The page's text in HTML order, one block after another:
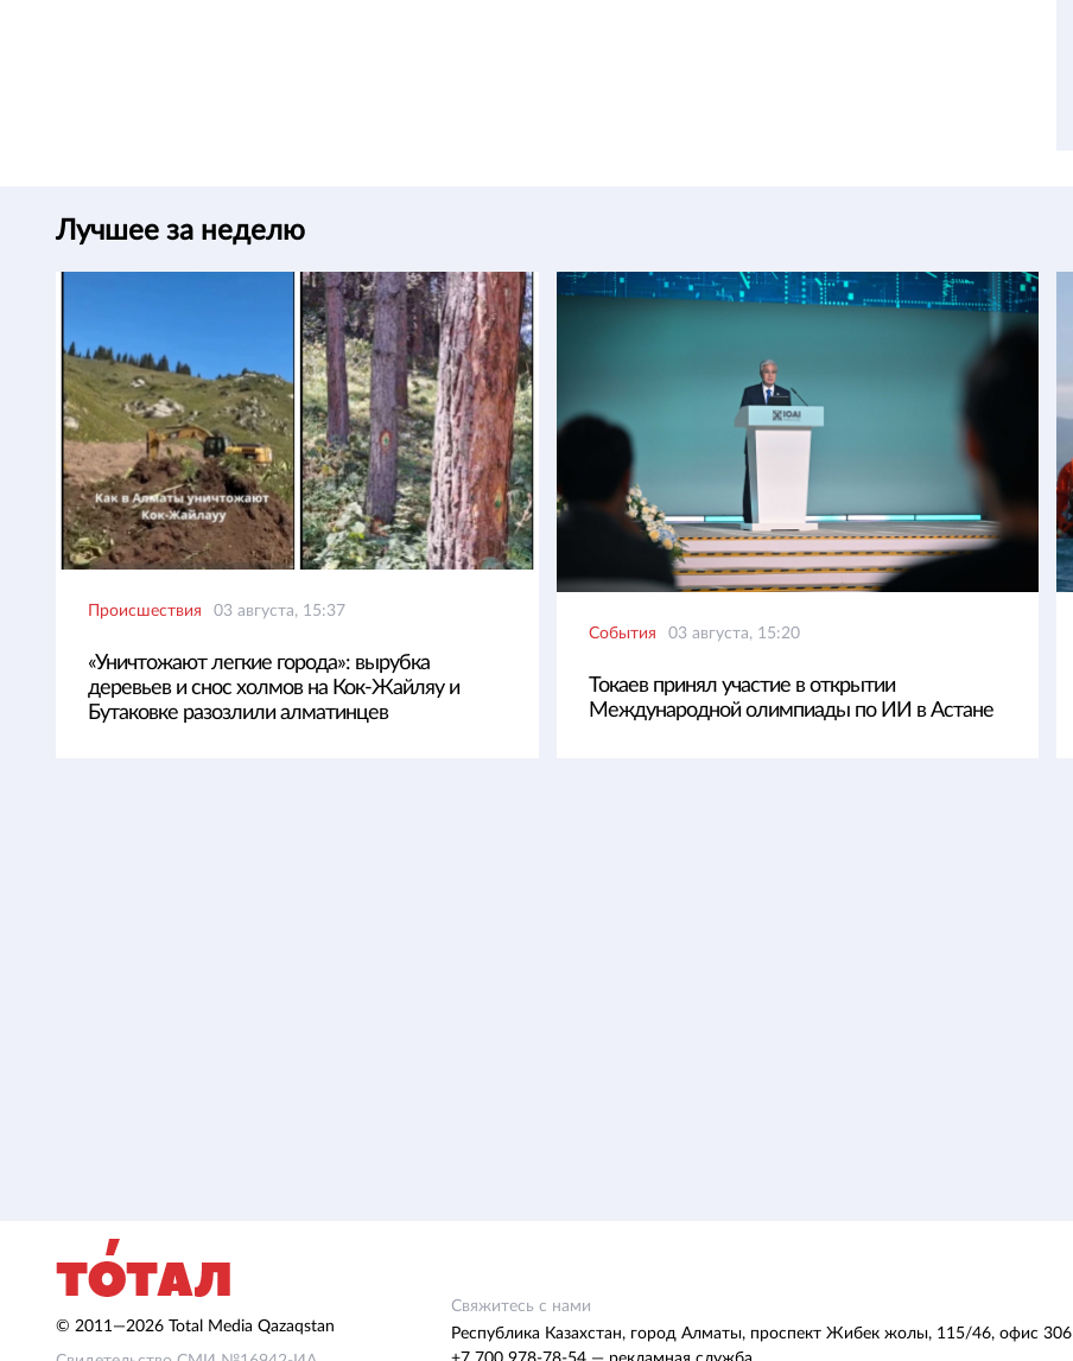
Лучшее за неделю
Происшествия 03 августа, 15:37
«Уничтожают легкие города»: вырубка
деревьев и снос холмов на Кок-Жайляу и
Бутаковке разозлили алматинцев
События 03 августа, 15:20
Токаев принял участие в открытии
Международной олимпиады по ИИ в Астане
© 2011—2026 Total Media Qazaqstan
Свяжитесь с нами
Республика Казахстан, город Алматы, проспект Жибек жолы, 115/46, офис 306